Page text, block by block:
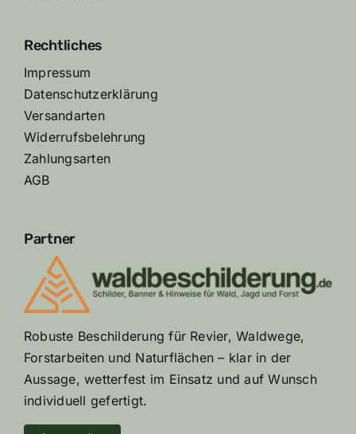
Rechtliches
Impressum
Datenschutzerklärung
Versandarten
Widerrufsbelehrung
Zahlungsarten
AGB
Partner
Robuste Beschilderung für Revier, Waldwege,
Forstarbeiten und Naturflächen – klar in der
Aussage, wetterfest im Einsatz und auf Wunsch
individuell gefertigt.